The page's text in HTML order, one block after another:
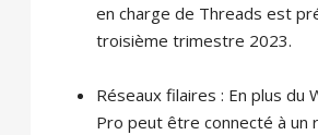
en charge de Threads est
troisième trimestre 2023.
Réseaux filaires : En plus du
Pro peut être connecté à un